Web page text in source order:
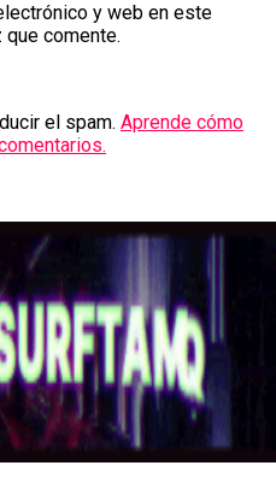
y web en este
que comente.
el spam. Aprende cómo